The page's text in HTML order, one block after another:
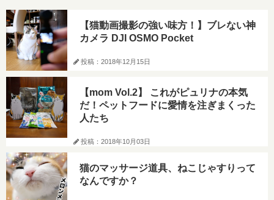
【猫動画撮影の強い味方！】ブレない神
カメラ DJI OSMO Pocket
投稿：2018年12月15日
【mom Vol.2】 これがピュリナの本気
だ！ペットフードに愛情を注ぎまくった
人たち
投稿：2018年10月03日
猫のマッサージ道具、ねこじゃすりって
なんですか？